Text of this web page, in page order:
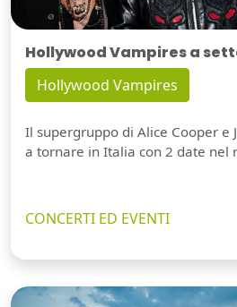
Hollywood Vampires a
Hollywood Vampires
Il supergruppo di Alice Cooper e
a tornare in Italia con 2 date nel
CONCERTI ED EVENTI